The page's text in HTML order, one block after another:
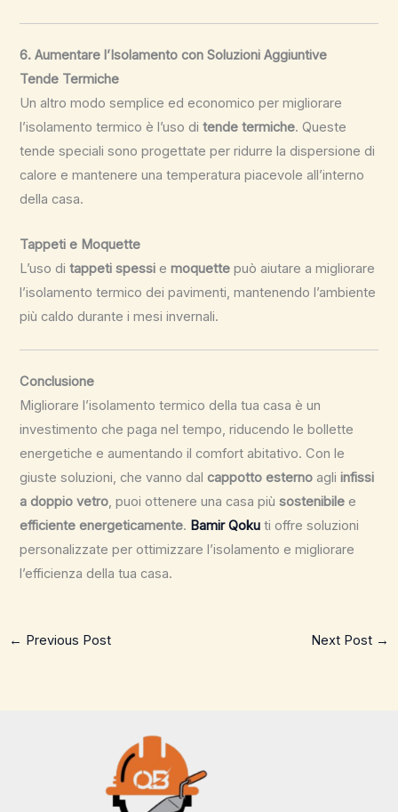
6. Aumentare l’Isolamento con Soluzioni Aggiuntive
Tende Termiche
Un altro modo semplice ed economico per migliorare
l’isolamento termico è l’uso ditende termiche. Queste
tende speciali sono progettate per ridurre la dispersione di
calore e mantenere una temperatura piacevole all’interno
della casa.
Tappeti e Moquette
L’uso ditappeti spessi emoquette può aiutare a migliorare
l’isolamento termico dei pavimenti, mantenendo l’ambiente
più caldo durante i mesi invernali.
Conclusione
Migliorare l’isolamento termico della tua casa è un
investimento che paga nel tempo, riducendo le bollette
energetiche e aumentando il comfort abitativo. Con le
giuste soluzioni, che vanno dalcappotto esterno agliinfissi
a doppio vetro, puoi ottenere una casa piùsostenibile e
efficiente energeticamente. Bamir Qoku ti offre soluzioni
personalizzate per ottimizzare l’isolamento e migliorare
l’efficienza della tua casa.
← Previous Post Next Post →